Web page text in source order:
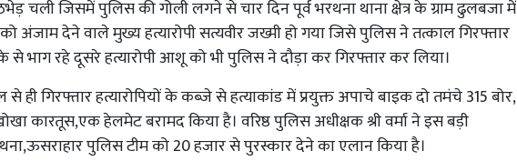
चली जिसमें पुलिस की गोली लगने से चार दिन पूर्व भरथना थाना क्षेत्र के ग्राम ढुलबजा में
अंजाम देने वाले मुख्य हत्यारोपी सत्यवीर जख्मी हो गया जिसे पुलिस ने तत्काल गिरफ्तार
भाग रहे दूसरे हत्यारोपी आशू को भी पुलिस ने दौड़ा कर गिरफ्तार कर लिया।
गिरफ्तार हत्यारोपियों के कब्जे से हत्याकांड में प्रयुक्त अपाचे बाइक दो तमंचे 315 बोर,
कारतूस,एक हेलमेट बरामद किया है। वरिष्ठ पुलिस अधीक्षक श्री वर्मा ने इस बड़ी
पुलिस टीम को 20 हजार से पुरस्कार देने का एलान किया है।